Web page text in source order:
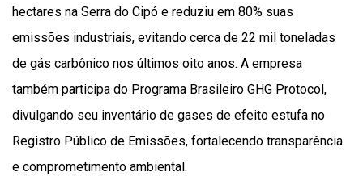
hectares na Serra do Cipó e reduziu em 80% suas
emissões industriais, evitando cerca de 22 mil toneladas
de gás carbônico nos últimos oito anos. A empresa
também participa do Programa Brasileiro GHG Protocol,
divulgando seu inventário de gases de efeito estufa no
Registro Público de Emissões, fortalecendo transparência
e comprometimento ambiental.